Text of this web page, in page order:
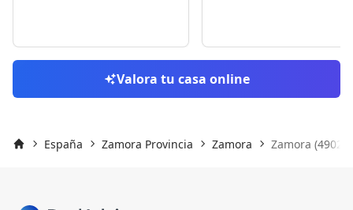
Valora tu casa online
España Zamora Provincia Zamora Zamora (49026)